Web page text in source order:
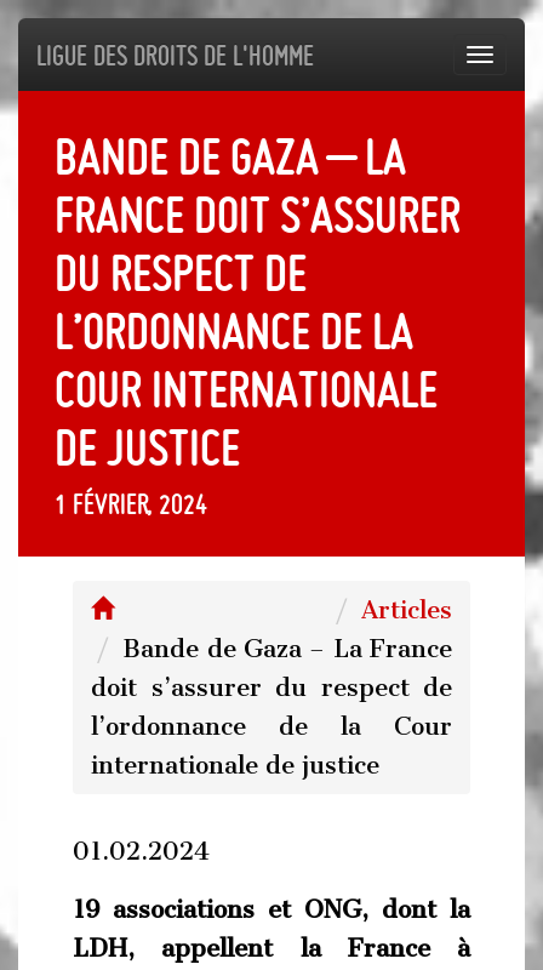
Ligue des droits de l'Homme
Bande de Gaza – La
France doit s’assurer
du respect de
l’ordonnance de la
Cour internationale
de justice
1 février, 2024
Articles
Bande de Gaza – La France
doit s’assurer du respect de
l’ordonnance de la Cour
internationale de justice
01.02.2024
19 associations et ONG, dont la
LDH, appellent la France à